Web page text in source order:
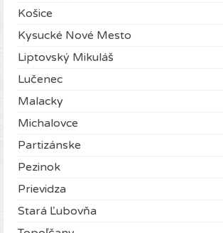
Košice
Kysucké Nové Mesto
Liptovský Mikuláš
Lučenec
Malacky
Michalovce
Partizánske
Pezinok
Prievidza
Stará Ľubovňa